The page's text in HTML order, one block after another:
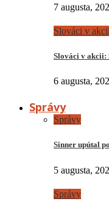
7 augusta,
Slováci v akcii
Slováci v akcii:
6 augusta,
Správy
Správy
Sinner upútal
5 augusta,
Správy